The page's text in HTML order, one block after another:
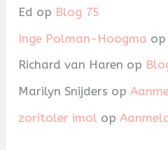
Ed op Blog 75
Inge Polman-Hoogma op
Richard van Haren op
Marilyn Snijders op
zoritoler imol op